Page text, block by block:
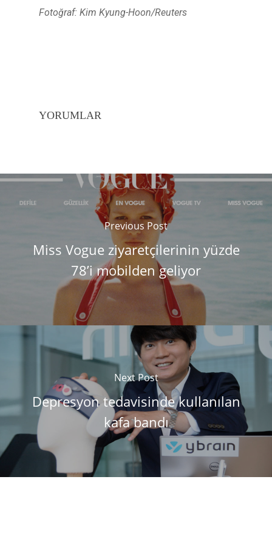
Fotoğraf: Kim Kyung-Hoon/Reuters
YORUMLAR
Previous Post
Miss Vogue ziyaretçilerinin yüzde
78’i mobilden geliyor
Next Post
Depresyon tedavisinde kullanılan
kafa bandı